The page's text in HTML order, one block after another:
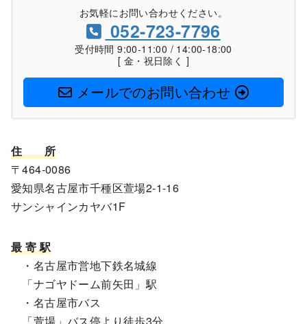
お気軽にお問い合わせください。
052-723-7796
受付時間 9:00-11:00 / 14:00-18:00
[ 金・祝日除く ]
メールでのお問い合わせ
住
所
〒464-0086
愛知県名古屋市千種区萱場2-1-16
サンシャインカヤバ1F
最 寄 駅
・名古屋市営地下鉄名城線
「ナゴヤドーム前矢田」駅
・名古屋市バス